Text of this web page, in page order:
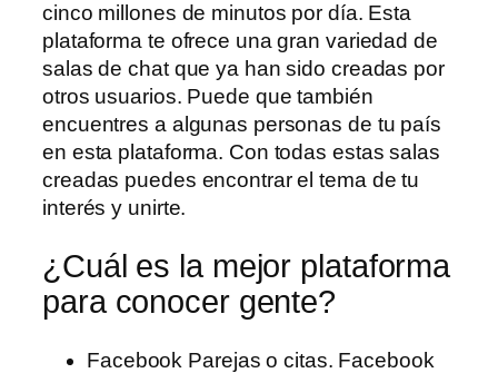
cinco millones de minutos por día. Esta
plataforma te ofrece una gran variedad de
salas de chat que ya han sido creadas por
otros usuarios. Puede que también
encuentres a algunas personas de tu país
en esta plataforma. Con todas estas salas
creadas puedes encontrar el tema de tu
interés y unirte.
¿Cuál es la mejor plataforma
para conocer gente?
Facebook Parejas o citas. Facebook